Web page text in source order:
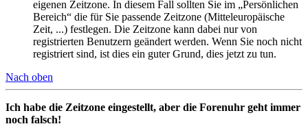
eigenen Zeitzone. In diesem Fall sollten Sie im „Persönlichen
Bereich“ die für Sie passende Zeitzone (Mitteleuropäische
Zeit, ...) festlegen. Die Zeitzone kann dabei nur von
registrierten Benutzern geändert werden. Wenn Sie noch nicht
registriert sind, ist dies ein guter Grund, dies jetzt zu tun.
Nach oben
Ich habe die Zeitzone eingestellt, aber die Forenuhr geht immer
noch falsch!